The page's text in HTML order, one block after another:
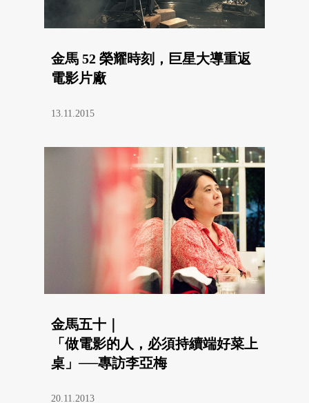
金馬 52 榮耀時刻，巨星大導重返
電影片廠
13.11.2015
金馬五十｜
「做電影的人，必須持續端好菜上
桌」──專訪李亞梅
20.11.2013